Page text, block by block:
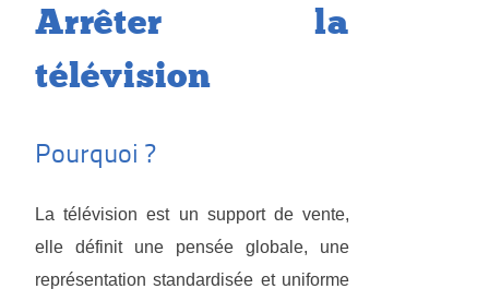
Arrêter la
télévision
Pourquoi ?
La télévision est un support de vente,
elle définit une pensée globale, une
représentation standardisée et uniforme